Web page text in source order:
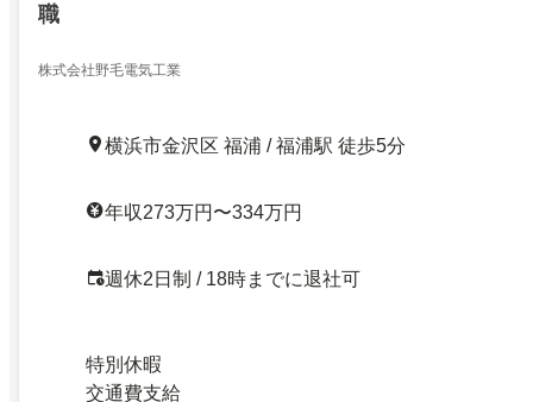
職
株式会社野毛電気工業
横浜市金沢区 福浦 / 福浦駅 徒歩5分
年収273万円〜334万円
週休2日制 / 18時までに退社可
特別休暇
交通費支給